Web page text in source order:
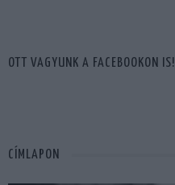
OTT VAGYUNK A FACEBOOKON IS!
CÍMLAPON